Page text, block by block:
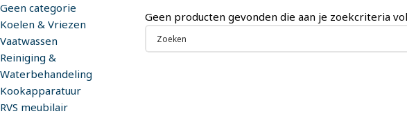
Geen categorie
Koelen & Vriezen
Vaatwassen
Reiniging &
Waterbehandeling
Kookapparatuur
RVS meubilair
Geen producten gevonden die aan je zoekcriteria